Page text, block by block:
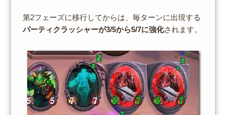
第2フェーズに移行してからは、毎ターンに出現する
パーティクラッシャーが3/5から5/7に強化されます。